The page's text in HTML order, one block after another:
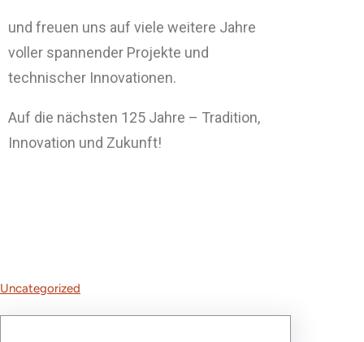
und freuen uns auf viele weitere Jahre
voller spannender Projekte und
technischer Innovationen.
Auf die nächsten 125 Jahre – Tradition,
Innovation und Zukunft!
Uncategorized